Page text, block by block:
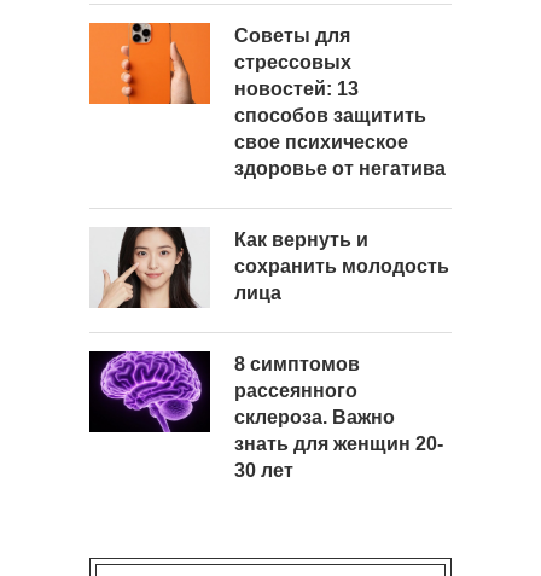
Советы для
стрессовых
новостей: 13
способов защитить
свое психическое
здоровье от негатива
Как вернуть и
сохранить молодость
лица
8 симптомов
рассеянного
склероза. Важно
знать для женщин 20-
30 лет